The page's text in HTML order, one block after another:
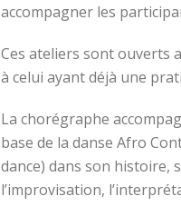
accompagner les
Ces ateliers sont ouverts
à celui ayant déjà une
La chorégraphe
base de la danse Afro
dance) dans son histoire,
l’improvisation,